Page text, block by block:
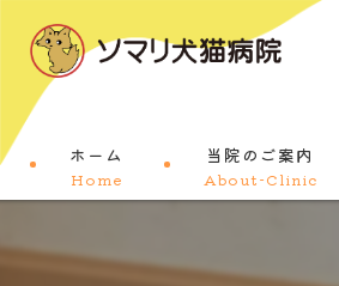
ホーム
Home
当院のご案内
About-Clinic